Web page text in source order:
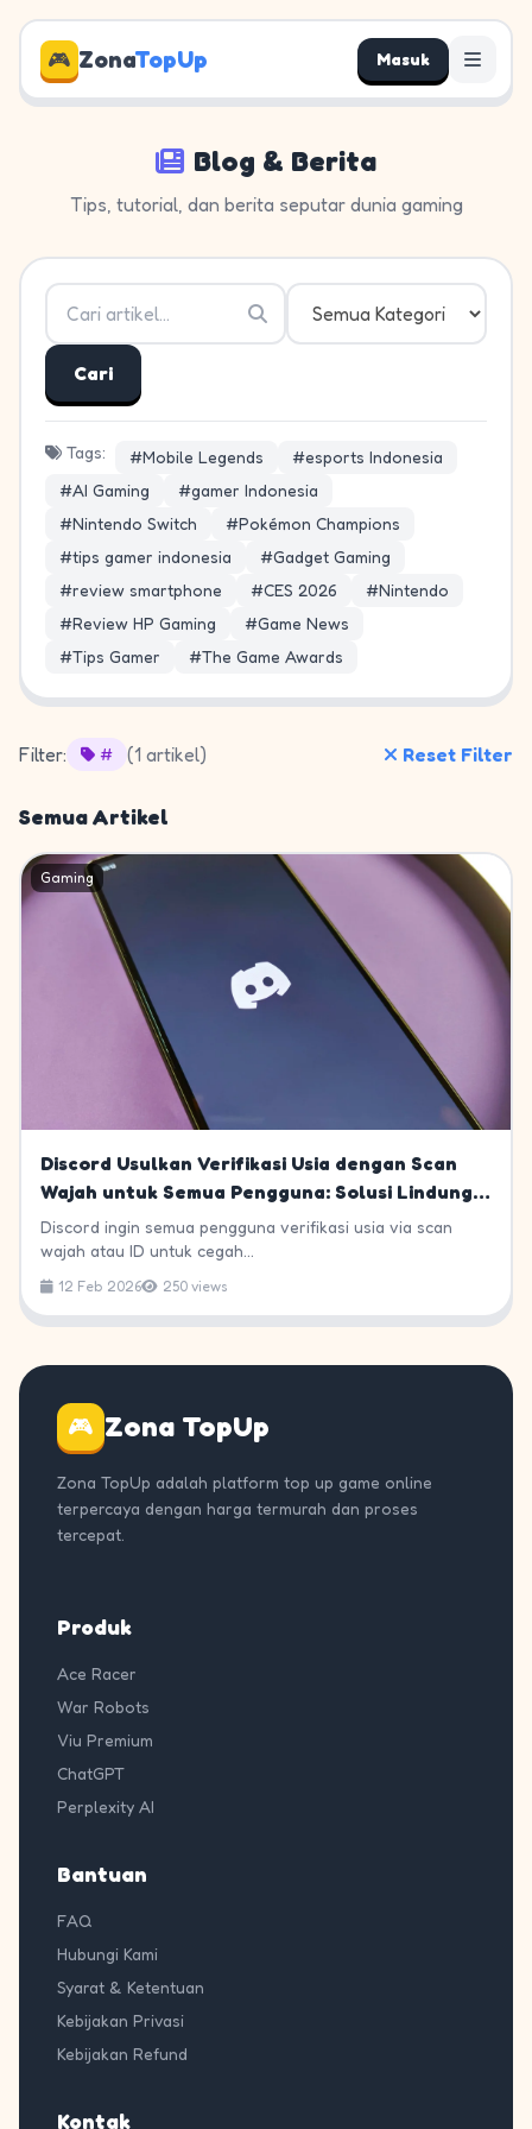
🎮 ZonaTopUp Masuk
Blog & Berita
Tips, tutorial, dan berita seputar dunia gaming
Cari
Tags: #Mobile Legends
#esports Indonesia
#AI Gaming
#gamer Indonesia
#Nintendo Switch
#Pokémon Champions
#tips gamer indonesia
#Gadget Gaming
#review smartphone
#CES 2026
#Nintendo
#Review HP Gaming
#Game News
#Tips Gamer
#The Game Awards
Filter: # (1 artikel) Reset Filter
Semua Artikel
Gaming
Discord Usulkan Verifikasi Usia dengan Scan
Wajah untuk Semua Pengguna: Solusi Lindungi
Anak atau Ancaman Privasi?
Discord ingin semua pengguna verifikasi usia via scan
wajah atau ID untuk cegah...
12 Feb 2026 250 views
🎮 Zona TopUp
Zona TopUp adalah platform top up game online
terpercaya dengan harga termurah dan proses
tercepat.
Produk
Ace Racer
War Robots
Viu Premium
ChatGPT
Perplexity AI
Bantuan
FAQ
Hubungi Kami
Syarat & Ketentuan
Kebijakan Privasi
Kebijakan Refund
Kontak